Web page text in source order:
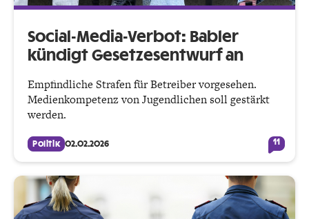
Social-Media-Verbot: Babler
kündigt Gesetzesentwurf an
Empfindliche Strafen für Betreiber vorgesehen.
Medienkompetenz von Jugendlichen soll gestärkt
werden.
Politik 02.02.2026 11